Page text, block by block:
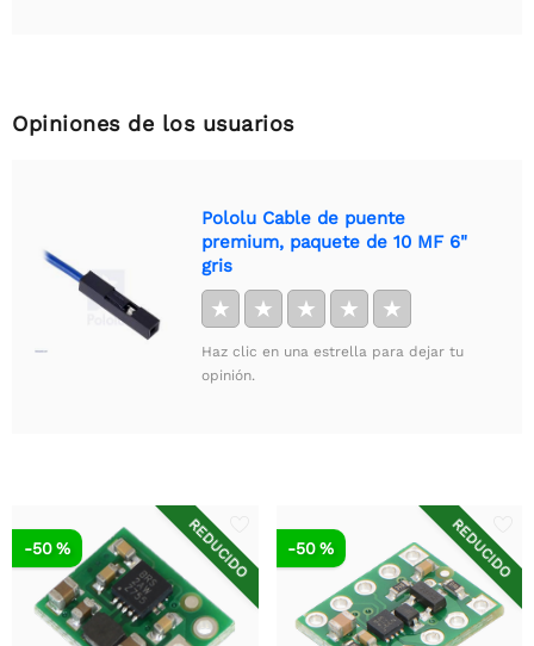
Opiniones de los usuarios
Pololu Cable de puente
premium, paquete de 10 MF 6"
gris
★ ★ ★ ★ ★
Haz clic en una estrella para dejar tu
opinión.
REDUCIDO
-50 % REDUCIDO
-50 %